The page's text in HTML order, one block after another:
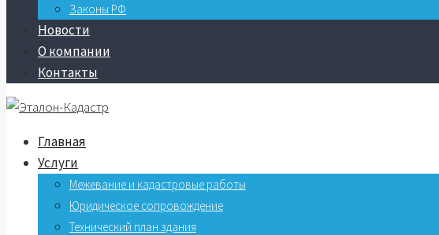
Законы РФ
Новости
О компании
Контакты
Главная
Услуги
Межевание и кадастровые работы
Юридическое сопровождение
Технический план здания